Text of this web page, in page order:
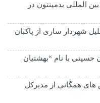
المللی بدمینتون در
شهردار ساری از پاکبان
با نام “بهشتیان
های همگانی از مدیرکل